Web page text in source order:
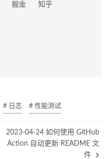
掘金 知乎
# 日志 # 性能测试
2023-04-24 如何使用 GitHub
Action 自动更新 README 文
件